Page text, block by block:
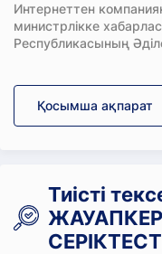
Интернеттен
министрлікке
Республикасының
Қосымша ақпарат
Тиісті